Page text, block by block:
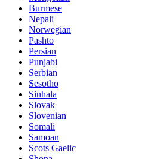
Burmese
Nepali
Norwegian
Pashto
Persian
Punjabi
Serbian
Sesotho
Sinhala
Slovak
Slovenian
Somali
Samoan
Scots Gaelic